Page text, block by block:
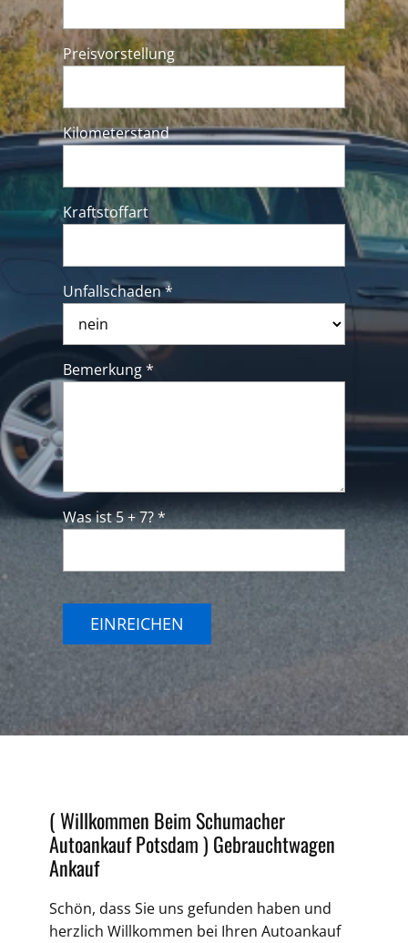
Preisvorstellung
Kilometerstand
Kraftstoffart
Unfallschaden *
Bemerkung *
Was ist 5 + 7? *
EINREICHEN
( Willkommen Beim Schumacher
Autoankauf Potsdam ) Gebrauchtwagen
Ankauf
Schön, dass Sie uns gefunden haben und
herzlich Willkommen bei Ihren Autoankauf